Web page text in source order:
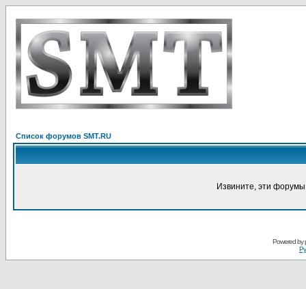
Список форумов SMT.RU
Извините, эти
Powered by